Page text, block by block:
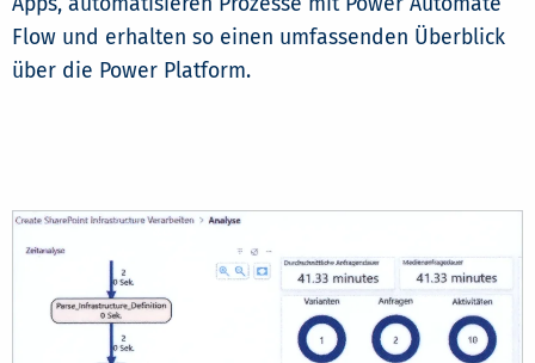
Flow und erhalten so einen umfassenden Überblick
über die Power Platform.